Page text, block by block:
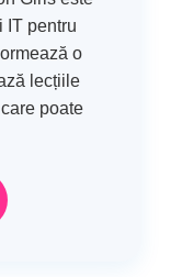
IT pentru
o
lecțiile
poate